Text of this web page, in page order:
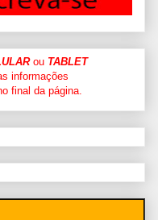
ou TABLET
informações
final da página.